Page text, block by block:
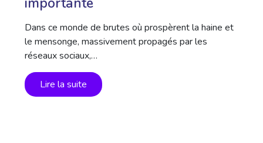
Dans ce monde de brutes où prospèrent la haine et
le mensonge, massivement propagés par les
réseaux sociaux,…
Lire la suite